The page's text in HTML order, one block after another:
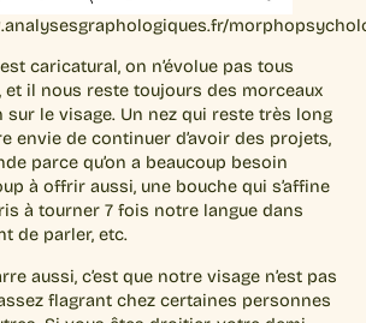
caricatural, on n’évolue pas tous
et il nous reste toujours des morceaux
le visage. Un nez qui reste très long
envie de continuer d’avoir des projets,
parce qu’on a beaucoup besoin
à offrir aussi, une bouche qui s’affine
à tourner 7 fois notre langue dans
de parler, etc.
aussi, c’est que notre visage n’est pas
flagrant chez certaines personnes